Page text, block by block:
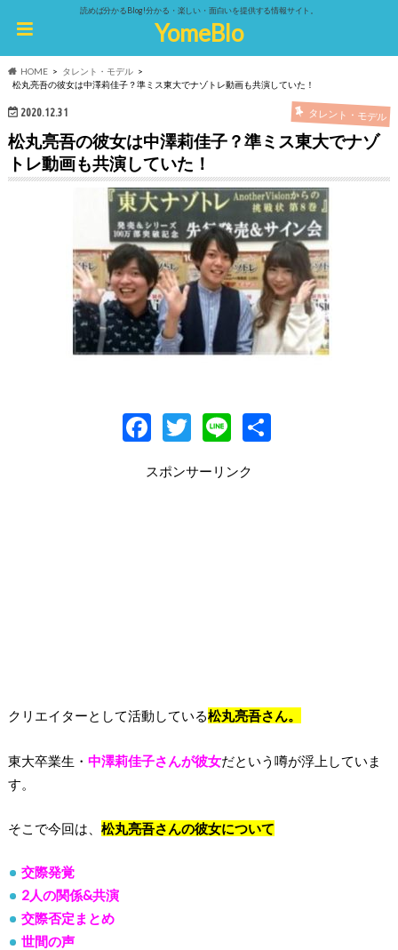
読めば分かるBlog!分かる・楽しい・面白いを提供する情報サイト。
YomeBlo
HOME
タレント・モデル
松丸亮吾の彼女は中澤莉佳子？準ミス東大でナゾトレ動画も共演していた！
2020.12.31 タレント・モデル
松丸亮吾の彼女は中澤莉佳子？準ミス東大でナゾ
トレ動画も共演していた！
F
e
T
itt
Li
e
共
スポンサーリンク
クリエイターとして活動している松丸亮吾さん。
東大卒業生・ 中澤莉佳子さんが彼女だという噂が浮上していま
す。
そこで今回は、 松丸亮吾さんの彼女について
交際発覚
2人の関係&共演
交際否定まとめ
世間の声